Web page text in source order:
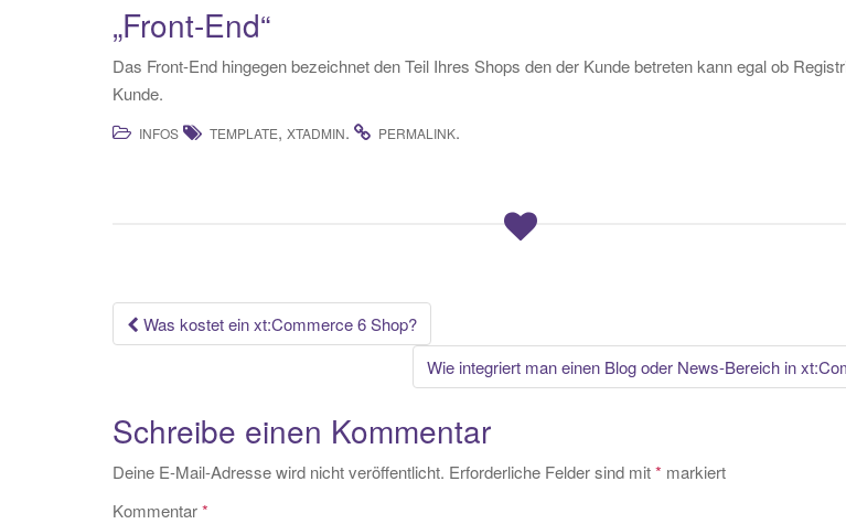
„Front-End“
Das Front-End hingegen bezeichnet den Teil Ihres Shops den der Kunde betreten kann egal ob
Kunde.
INFOS TEMPLATE, XTADMIN. PERMALINK.
Beitrags-
Was kostet ein xt:Commerce 6 Shop?
Wie integriert man einen Blog oder News-Bereich in
Schreibe einen Kommentar
Deine E-Mail-Adresse wird nicht veröffentlicht. Erforderliche Felder sind mit* markiert
Kommentar*